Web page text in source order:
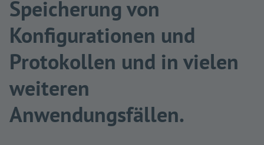
Speicherung von
Konfigurationen und
Protokollen und in vielen
weiteren
Anwendungsfällen.